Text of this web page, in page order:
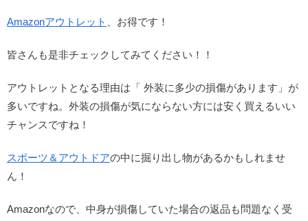
Amazonアウトレット 、お得です！
皆さんも是非チェックしてみてください！！
アウトレットとなる理由は「 外装に多少の損傷があります」が
多いですね。外装の損傷が気にならない方には安く買えるいい
チャンスですね！
スポーツ＆アウトドアの中に掘り出し物があるかもしれませ
ん！
Amazonなので、中身が損傷していた場合の返品も問題なく受